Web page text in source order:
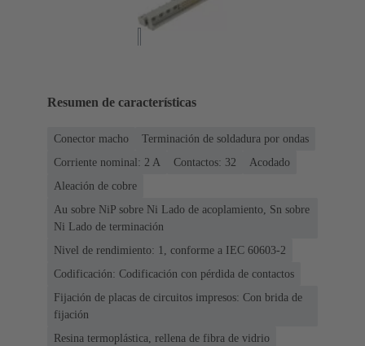
Resumen de características
Conector macho
Terminación de soldadura por ondas
Corriente nominal: ‌2 A
Contactos: 32
Acodado
Aleación de cobre
Au sobre NiP sobre Ni Lado de acoplamiento, Sn sobre
Ni Lado de terminación
Nivel de rendimiento: 1, conforme a IEC 60603-2
Codificación: Codificación con pérdida de contactos
Fijación de placas de circuitos impresos: Con brida de
fijación
Resina termoplástica, rellena de fibra de vidrio